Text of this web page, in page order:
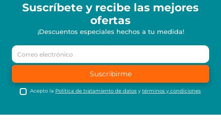
Suscríbete y recibe las mejores
ofertas
¡Descuentos especiales hechos a tu medida!
Suscribirme
Acepto la Política de tratamiento de datos ytérminos y condiciones